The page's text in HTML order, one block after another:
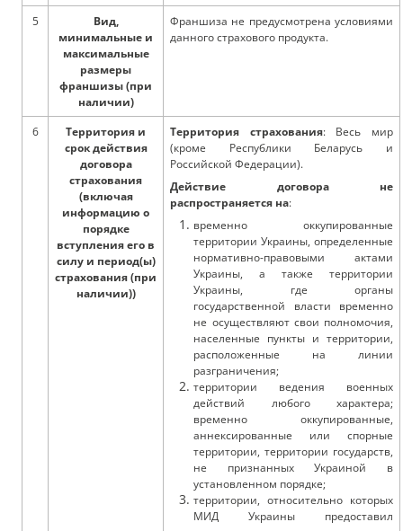
5
Вид,
минимальные и
максимальные
размеры
франшизы (при
наличии)
Франшиза не предусмотрена условиями
данного страхового продукта.
6
Территория и
срок действия
договора
страхования
(включая
информацию о
порядке
вступления его в
силу и период(ы)
страхования (при
наличии))
Территория страхования: Весь мир
(кроме Республики Беларусь и
Российской Федерации).
Действие договора не
распространяется на:
временно оккупированные
территории Украины, определенные
нормативно-правовыми актами
Украины, а также территории
Украины, где органы
государственной власти временно
не осуществляют свои полномочия,
населенные пункты и территории,
расположенные на линии
разграничения;
территории ведения военных
действий любого характера;
временно оккупированные,
аннексированные или спорные
территории, территории государств,
не признанных Украиной в
установленном порядке;
территории, относительно которых
МИД Украины предоставил